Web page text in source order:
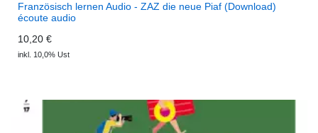
Französisch lernen Audio - ZAZ die neue Piaf (Download)
écoute audio
10,20 €
inkl. 10,0% Ust